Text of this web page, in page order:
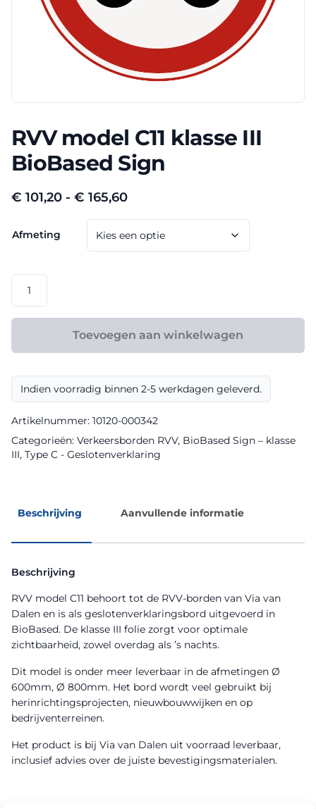
RVV model C11 klasse III
BioBased Sign
€ 101,20 - € 165,60Prijsklasse:
€ 101,20
tot
€ 165,60
Afmeting
model
C11
III
Sign
aantal
Toevoegen aan winkelwagen
Indien voorradig binnen 2-5 werkdagen geleverd.
Artikelnummer: 10120-000342
Categorieën: Verkeersborden RVV, BioBased Sign – klasse
III, Type C - Geslotenverklaring
Beschrijving Aanvullende informatie
Beschrijving
RVV model C11 behoort tot de RVV-borden van Via van
Dalen en is als geslotenverklaringsbord uitgevoerd in
BioBased. De klasse III folie zorgt voor optimale
zichtbaarheid, zowel overdag als ’s nachts.
Dit model is onder meer leverbaar in de afmetingen Ø
600mm, Ø 800mm. Het bord wordt veel gebruikt bij
herinrichtingsprojecten, nieuwbouwwijken en op
bedrijventerreinen.
Het product is bij Via van Dalen uit voorraad leverbaar,
inclusief advies over de juiste bevestigingsmaterialen.